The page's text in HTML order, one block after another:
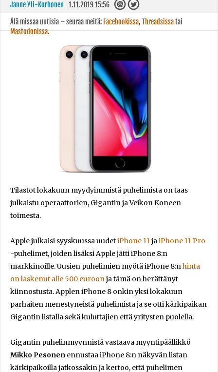
Janne Yli-Korhonen 1.11.2019 15:56
Älä missaa uutisia – seuraa meitä: Facebookissa, Threadsissatai
Mastodonissa.
Tilastot lokakuun myydyimmistä puhelimista on taas
julkaistu operaattorien, Gigantin ja Veikon Koneen
toimesta.
Apple julkaisi syyskuussa uudetiPhone 11jaiPhone 11 Pro
-puhelimet, joiden lisäksi Apple jätti iPhone 8:n
markkinoille. Uusien puhelimien myötä iPhone 8:nhinta
on laskenut alle 500 euroonja tämä on herättänyt
kiinnostusta. Applen iPhone 8 onkin yksi lokakuun
parhaiten menestyneistä puhelimista ja se otti kärkipaikan
Gigantin listalla sekä kuluttajien että yritysten puolella.
Gigantin puhelinmyynnistä vastaava myyntipäällikkö
Mikko Pesonen ennustaa iPhone 8:n näkyvän listan
kärkipaikoilla jatkossakin ja kertoo, että puhelimen